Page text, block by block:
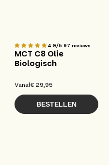
4.9/5 97 reviews
MCT C8 Olie
Biologisch
Vanaf€ 29,95
BESTELLEN